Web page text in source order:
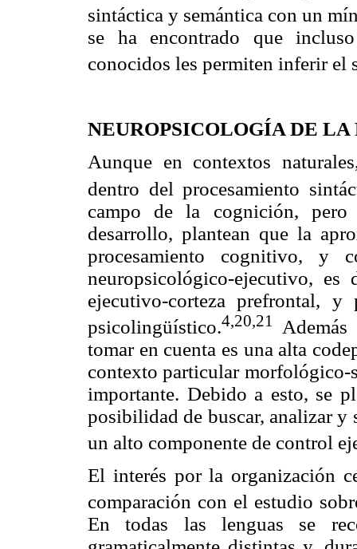
sintáctica y semántica con un
se ha encontrado que
conocidos les permiten inferir el
NEUROPSICOLOGÍA DE
Aunque en contextos
dentro del procesamiento
campo de la cognición,
desarrollo, plantean que la
procesamiento cognitivo, y
neuropsicológico-ejecutivo,
ejecutivo-corteza prefrontal,
psicolingüístico.4,20,21
tomar en cuenta es una alta
contexto particular morfológico-
importante. Debido a esto, se
posibilidad de buscar, analizar y
un alto componente de control
El interés por la organización
comparación con el estudio
En todas las lenguas se